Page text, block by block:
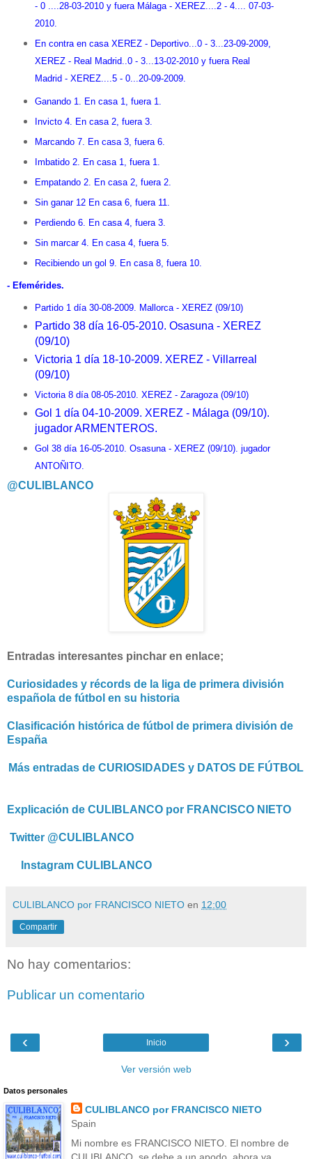
- 0 ....28-03-2010 y fuera Málaga - XEREZ....2 - 4.... 07-03-
2010.
En contra en casa XEREZ - Deportivo...0 - 3...23-09-2009,
XEREZ - Real Madrid..0 - 3...13-02-2010 y fuera Real
Madrid - XEREZ....5 - 0...20-09-2009.
Ganando 1. En casa 1, fuera 1.
Invicto 4. En casa 2, fuera 3.
Marcando 7. En casa 3, fuera 6.
Imbatido 2. En casa 1, fuera 1.
Empatando 2. En casa 2, fuera 2.
Sin ganar 12 En casa 6, fuera 11.
Perdiendo 6. En casa 4, fuera 3.
Sin marcar 4. En casa 4, fuera 5.
Recibiendo un gol 9. En casa 8, fuera 10.
- Efemérides.
Partido 1 día 30-08-2009. Mallorca - XEREZ (09/10)
Partido 38 día 16-05-2010. Osasuna - XEREZ
(09/10)
Victoria 1 día 18-10-2009. XEREZ - Villarreal
(09/10)
Victoria 8 día 08-05-2010. XEREZ - Zaragoza (09/10)
Gol 1 día 04-10-2009. XEREZ - Málaga (09/10).
jugador ARMENTEROS.
Gol 38 día 16-05-2010. Osasuna - XEREZ (09/10). jugador
ANTOÑITO.
@CULIBLANCO
Entradas interesantes pinchar en enlace;
Curiosidades y récords de la liga de primera división
española de fútbol en su historia
Clasificación histórica de fútbol de primera división de
España
Más entradas de CURIOSIDADES y DATOS DE FÚTBOL
Explicación de CULIBLANCO por FRANCISCO NIETO
Twitter @CULIBLANCO
Instagram CULIBLANCO
CULIBLANCO por FRANCISCO NIETO en 12:00
Compartir
No hay comentarios:
Publicar un comentario
‹ ›
Inicio
Ver versión web
Datos personales
CULIBLANCO por FRANCISCO NIETO
Spain
Mi nombre es FRANCISCO NIETO. El nombre de
CULIBLANCO, se debe a un apodo, ahora ya